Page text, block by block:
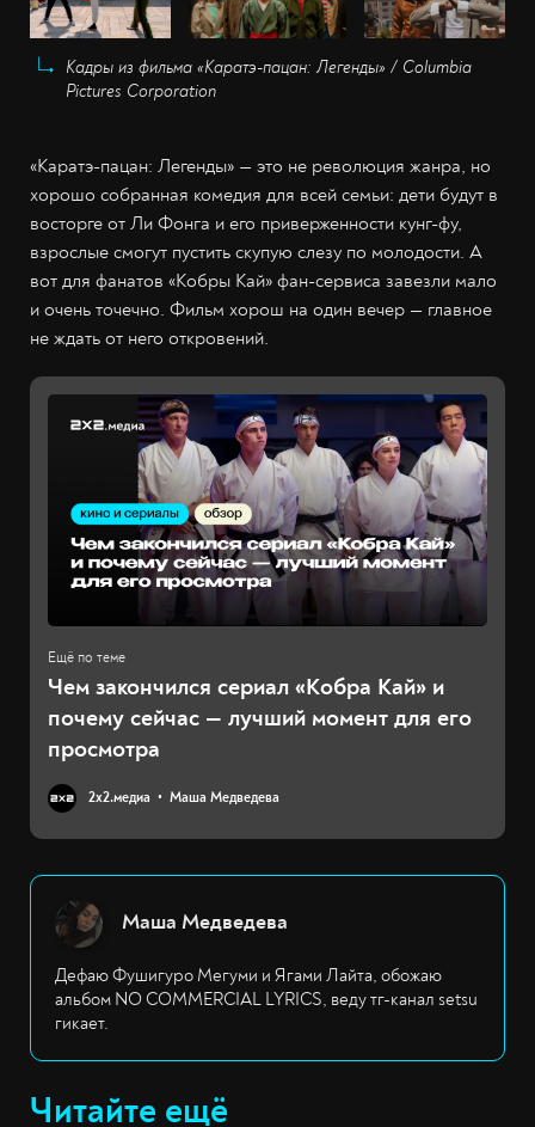
Кадры из фильма «Каратэ-пацан: Легенды» / Columbia
Pictures Corporation
«Каратэ-пацан: Легенды» — это не революция жанра, но
хорошо собранная комедия для всей семьи: дети будут в
восторге от Ли Фонга и его приверженности кунг-фу,
взрослые смогут пустить скупую слезу по молодости. А
вот для фанатов «Кобры Кай» фан-сервиса завезли мало
и очень точечно. Фильм хорош на один вечер — главное
не ждать от него откровений.
Чем закончился сериал «Кобра Кай» и
почему сейчас — лучший момент для его
просмотра
2х2.медиа Маша Медведева
Маша Медведева
Дефаю Фушигуро Мегуми и Ягами Лайта, обожаю
альбом NO COMMERCIAL LYRICS, веду тг-канал setsu
гикает.
Читайте ещё